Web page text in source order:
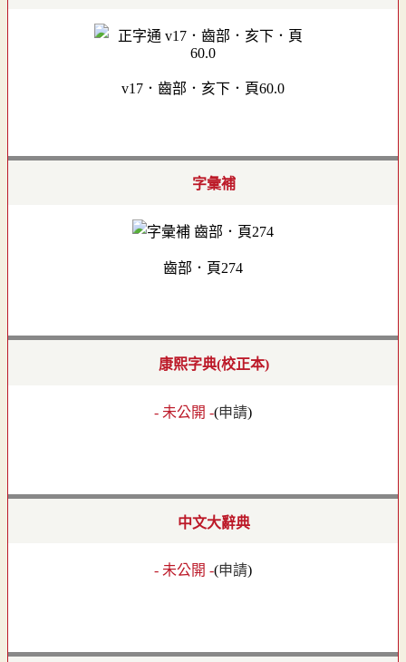
v17．齒部．亥下．頁60.0
字彙補
齒部．頁274
康熙字典(校正本)
- 未公開 -(申請)
中文大辭典
- 未公開 -(申請)